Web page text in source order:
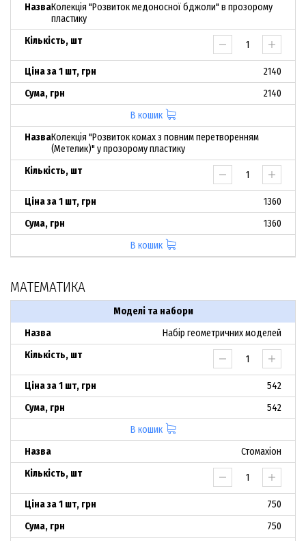
Колекція "Розвиток медоносної бджоли" в прозорому
пластику
2140
2140
В кошик
Колекція "Розвиток комах з повним перетворенням
(Метелик)" у прозорому пластику
1360
1360
В кошик
МАТЕМАТИКА
Моделі та набори
Набір геометричних моделей
542
542
В кошик
Стомахіон
750
750